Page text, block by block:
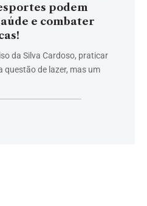
podem
e combater
da Silva Cardoso, praticar
questão de lazer, mas um